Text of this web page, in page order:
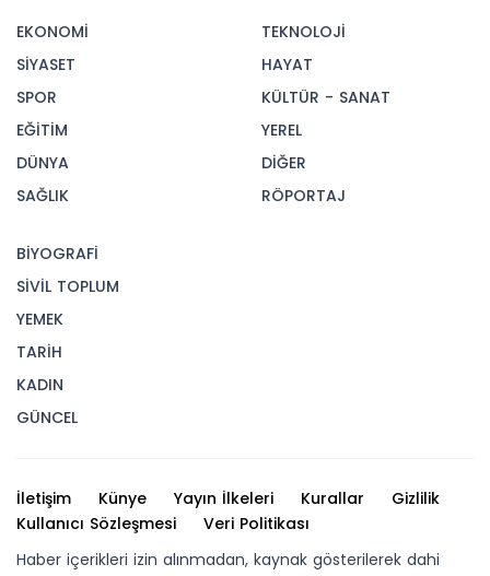
EKONOMİ
SİYASET
SPOR
EĞİTİM
DÜNYA
SAĞLIK
TEKNOLOJİ
HAYAT
KÜLTÜR - SANAT
YEREL
DİĞER
RÖPORTAJ
BİYOGRAFİ
SİVİL TOPLUM
YEMEK
TARİH
KADIN
GÜNCEL
İletişim Künye Yayın İlkeleri Kurallar
Gizlilik
Kullanıcı Sözleşmesi
Veri Politikası
Haber içerikleri izin alınmadan, kaynak gösterilerek dahi